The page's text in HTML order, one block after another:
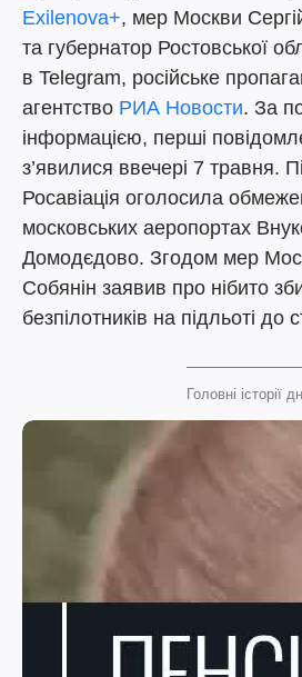
Exilenova+, мер Москви
та губернатор Ростовської
в Telegram, російське
агентство РИА Новости. За
інформацією, перші
з’явилися ввечері 7 травня.
Росавіація оголосила
московських аеропортах
Домодєдово. Згодом мер
Собянін заявив про нібито
безпілотників на підльоті до
Головні історії